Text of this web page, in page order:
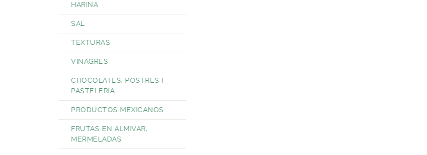
HARINA
SAL
TEXTURAS
VINAGRES
CHOCOLATES, POSTRES I
PASTELERIA
PRODUCTOS MEXICANOS
FRUTAS EN ALMIVAR,
MERMELADAS